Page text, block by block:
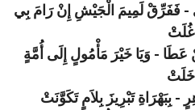
- فَفَرِّقْ لَمِيمَ الْجَيْشِ إِنْ رَامَ بِي
غُلَتْ
- وَيَا خَيْرَ مَأْمُولٍ إِلَى أُمَّةٍ
خَلَتْ
- بِبَهْرَاةِ تَبْرِيزَ بِلاَمٍ تَكَوَّنَتْ